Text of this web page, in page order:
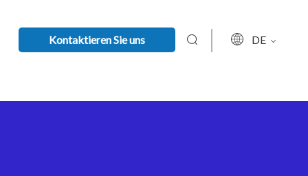
Kontaktieren Sie uns DE